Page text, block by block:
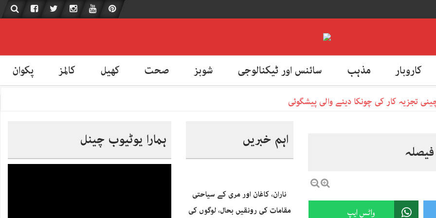
کاروبار مذہب سائنس اور ٹیکنالوجی شوبز صحت کھیل کالمز پکوان
اہم خبریں
ناران، کاغان اور مری کے سیاحتی
مقامات کی رونقیں بحال، لوگوں کی
واٹس ایپ
ہمارا یوٹیوب چینل